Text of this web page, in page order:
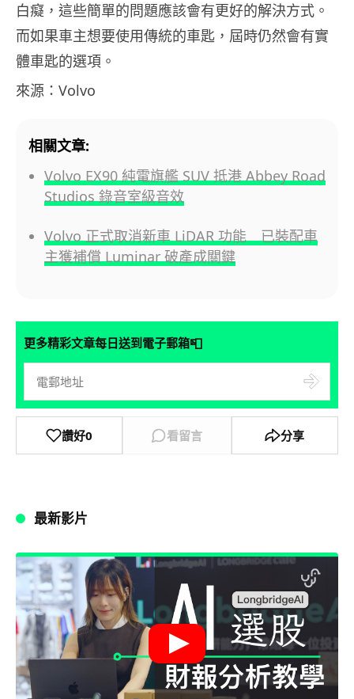
白癡，這些簡單的問題應該會有更好的解決方式。
而如果車主想要使用傳統的車匙，屆時仍然會有實
體車匙的選項。
來源：Volvo
相關文章:
Volvo EX90 純電旗艦 SUV 抵港 Abbey Road
Studios 錄音室級音效
Volvo 正式取消新車 LiDAR 功能 已裝配車
主獲補償 Luminar 破產成關鍵
更多精彩文章每日送到電子郵箱📮
讚好0 看留言 分享
最新影片